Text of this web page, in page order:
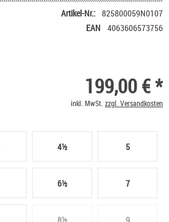
Artikel-Nr.: 825800059N0107
EAN
4063606573756
199,00 € *
inkl. MwSt. zzgl. Versandkosten
4½ 5
6½ 7